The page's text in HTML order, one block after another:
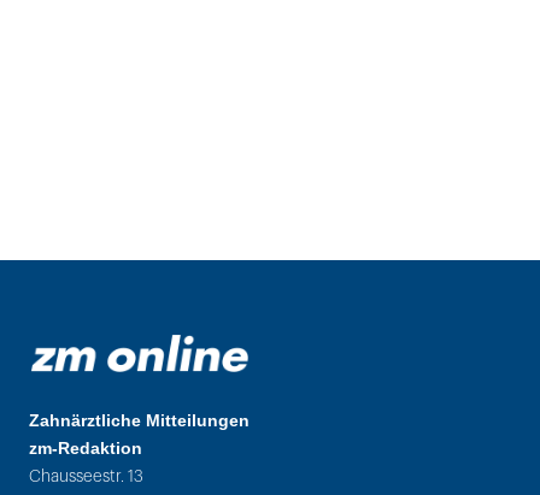
Zahnärztliche Mitteilungen
zm-Redaktion
Chausseestr. 13